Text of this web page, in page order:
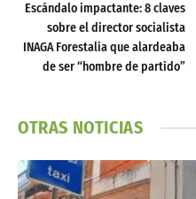
Escándalo impactante: 8 claves
sobre el director socialista
INAGA Forestalia que alardeaba
de ser “hombre de partido”
OTRAS NOTICIAS